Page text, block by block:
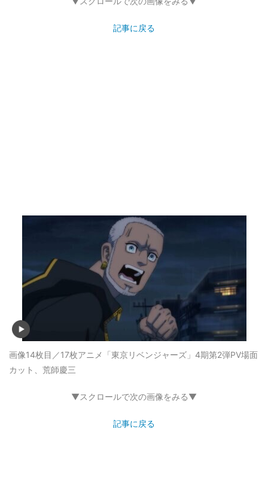
記事に戻る
画像14枚目／17枚アニメ「東京リベンジャーズ」4期第2弾PV場面
カット、荒師慶三
▼スクロールで次の画像をみる▼
記事に戻る